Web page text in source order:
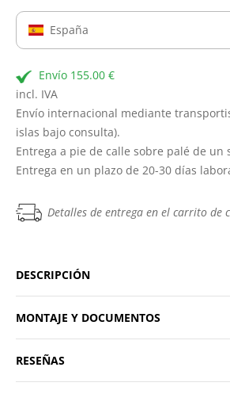
España
Envío 155.00 €
incl. IVA
Envío internacional mediante
islas bajo consulta).
Entrega a pie de calle sobre palé de un
Entrega en un plazo de 20-30 días
Detalles de entrega en el carrito de
DESCRIPCIÓN
MONTAJE Y DOCUMENTOS
RESEÑAS